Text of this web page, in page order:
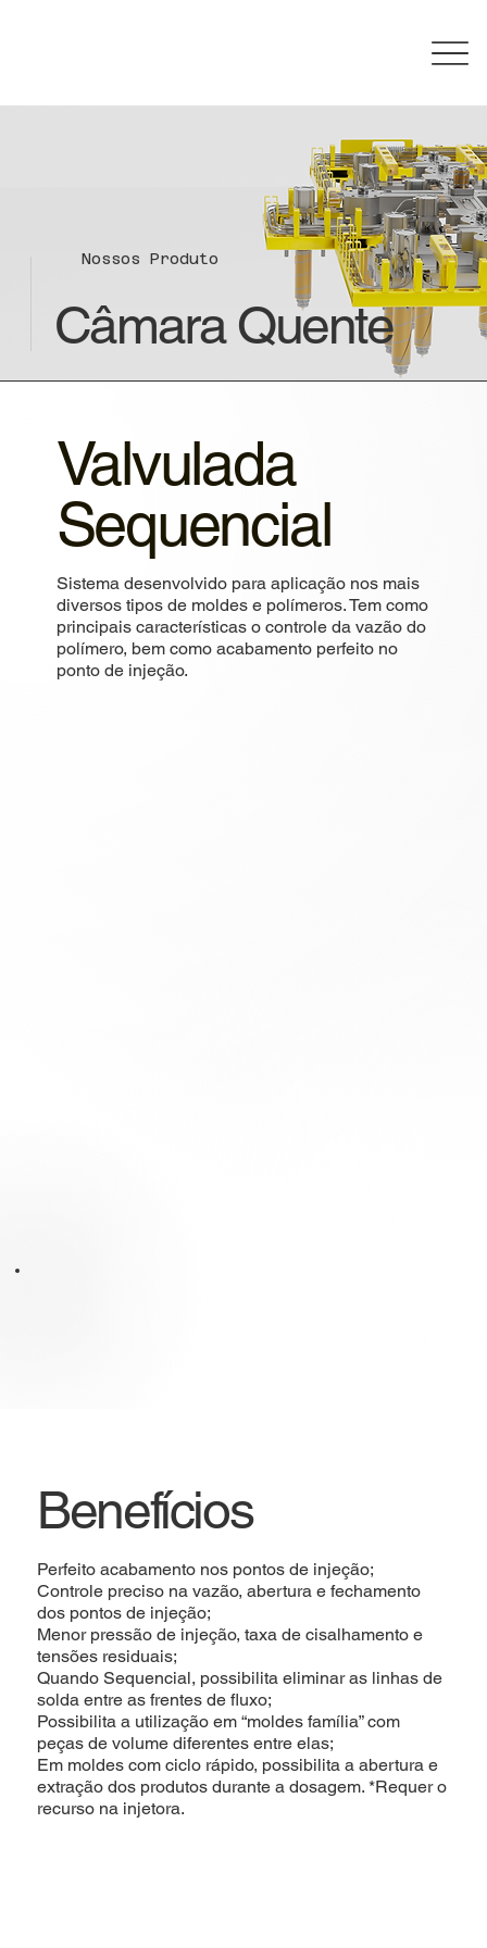
Nossos Produto
Câmara Quente
Valvulada
Sequencial
Sistema desenvolvido para aplicação nos mais
diversos tipos de moldes e polímeros. Tem como
principais características o controle da vazão do
polímero, bem como acabamento perfeito no
ponto de injeção.
Benefícios
Perfeito acabamento nos pontos de injeção;
Controle preciso na vazão, abertura e fechamento
dos pontos de injeção;
Menor pressão de injeção, taxa de cisalhamento e
tensões residuais;
Quando Sequencial, possibilita eliminar as linhas de
solda entre as frentes de fluxo;
Possibilita a utilização em “moldes família” com
peças de volume diferentes entre elas;
Em moldes com ciclo rápido, possibilita a abertura e
extração dos produtos durante a dosagem. *Requer o
recurso na injetora.